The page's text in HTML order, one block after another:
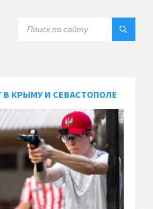
В КРЫМУ И СЕВАСТОПОЛЕ